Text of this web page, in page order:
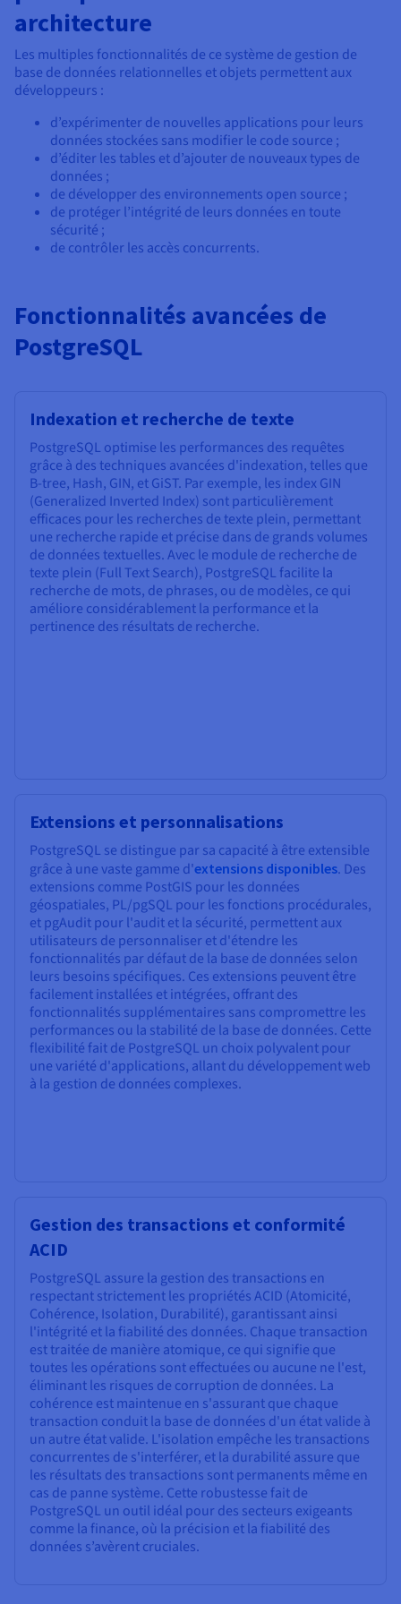
Tarifs
Documentation
Roadmap & Changelog
Observabilité
Roadmap & Changelog
Roadmap & Changelog
Roadmap & Changelog
Documentation
Roadmap & Changelog
architecture
Les multiples fonctionnalités de ce système de gestion de
base de données relationnelles et objets permettent aux
développeurs :
d’expérimenter de nouvelles applications pour leurs
données stockées sans modifier le code source ;
d’éditer les tables et d’ajouter de nouveaux types de
données ;
de développer des environnements open source ;
de protéger l’intégrité de leurs données en toute
sécurité ;
de contrôler les accès concurrents.
Fonctionnalités avancées de
PostgreSQL
Indexation et recherche de texte
PostgreSQL optimise les performances des requêtes
grâce à des techniques avancées d'indexation, telles que
B-tree, Hash, GIN, et GiST. Par exemple, les index GIN
(Generalized Inverted Index) sont particulièrement
efficaces pour les recherches de texte plein, permettant
une recherche rapide et précise dans de grands volumes
de données textuelles. Avec le module de recherche de
texte plein (Full Text Search), PostgreSQL facilite la
recherche de mots, de phrases, ou de modèles, ce qui
améliore considérablement la performance et la
pertinence des résultats de recherche.
Extensions et personnalisations
PostgreSQL se distingue par sa capacité à être extensible
grâce à une vaste gamme d'extensions disponibles. Des
extensions comme PostGIS pour les données
géospatiales, PL/pgSQL pour les fonctions procédurales,
et pgAudit pour l'audit et la sécurité, permettent aux
utilisateurs de personnaliser et d'étendre les
fonctionnalités par défaut de la base de données selon
leurs besoins spécifiques. Ces extensions peuvent être
facilement installées et intégrées, offrant des
fonctionnalités supplémentaires sans compromettre les
performances ou la stabilité de la base de données. Cette
flexibilité fait de PostgreSQL un choix polyvalent pour
une variété d'applications, allant du développement web
à la gestion de données complexes.
Gestion des transactions et conformité
ACID
PostgreSQL assure la gestion des transactions en
respectant strictement les propriétés ACID (Atomicité,
Cohérence, Isolation, Durabilité), garantissant ainsi
l'intégrité et la fiabilité des données. Chaque transaction
est traitée de manière atomique, ce qui signifie que
toutes les opérations sont effectuées ou aucune ne l'est,
éliminant les risques de corruption de données. La
cohérence est maintenue en s'assurant que chaque
transaction conduit la base de données d'un état valide à
un autre état valide. L'isolation empêche les transactions
concurrentes de s'interférer, et la durabilité assure que
les résultats des transactions sont permanents même en
cas de panne système. Cette robustesse fait de
PostgreSQL un outil idéal pour des secteurs exigeants
comme la finance, où la précision et la fiabilité des
données s’avèrent cruciales.